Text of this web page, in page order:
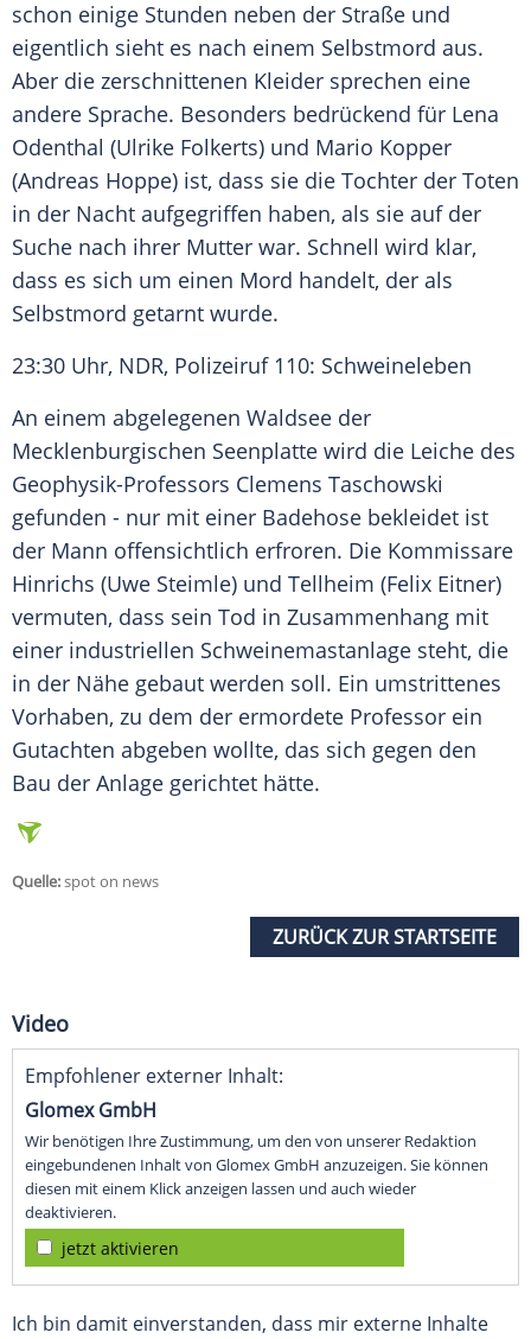
schon einige Stunden neben der Straße und
eigentlich sieht es nach einem Selbstmord aus.
Aber die zerschnittenen Kleider sprechen eine
andere Sprache. Besonders bedrückend für Lena
Odenthal (Ulrike Folkerts) und Mario Kopper
(Andreas Hoppe) ist, dass sie die Tochter der Toten
in der Nacht aufgegriffen haben, als sie auf der
Suche nach ihrer Mutter war. Schnell wird klar,
dass es sich um einen Mord handelt, der als
Selbstmord getarnt wurde.
23:30 Uhr, NDR, Polizeiruf110: Schweineleben
An einem abgelegenen Waldsee der
Mecklenburgischen Seenplatte wird die Leiche des
Geophysik-Professors Clemens Taschowski
gefunden - nur mit einer Badehose bekleidet ist
der Mann offensichtlich erfroren. Die Kommissare
Hinrichs (Uwe Steimle) und Tellheim (Felix Eitner)
vermuten, dass sein Tod in Zusammenhang mit
einer industriellen Schweinemastanlage steht, die
in der Nähe gebaut werden soll. Ein umstrittenes
Vorhaben, zu dem der ermordete Professor ein
Gutachten abgeben wollte, das sich gegen den
Bau der Anlage gerichtet hätte.
Quelle:spot on news
ZURÜCK ZUR STARTSEITE
Video
Empfohlener externer Inhalt:
Glomex GmbH
Wir benötigen Ihre Zustimmung, um den von unserer Redaktion
eingebundenen Inhalt von Glomex GmbH anzuzeigen. Sie können
diesen mit einem Klick anzeigen lassen und auch wieder
deaktivieren.
jetzt aktivieren
Ich bin damit einverstanden, dass mir externe Inhalte